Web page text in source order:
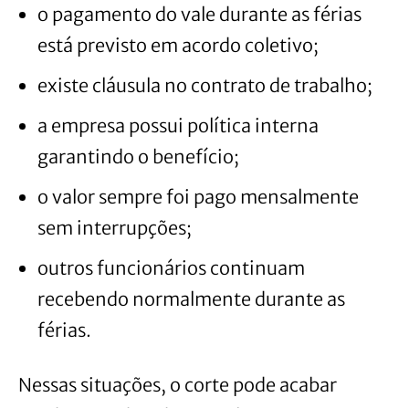
o pagamento do vale durante as férias
está previsto em acordo coletivo;
existe cláusula no contrato de trabalho;
a empresa possui política interna
garantindo o benefício;
o valor sempre foi pago mensalmente
sem interrupções;
outros funcionários continuam
recebendo normalmente durante as
férias.
Nessas situações, o corte pode acabar